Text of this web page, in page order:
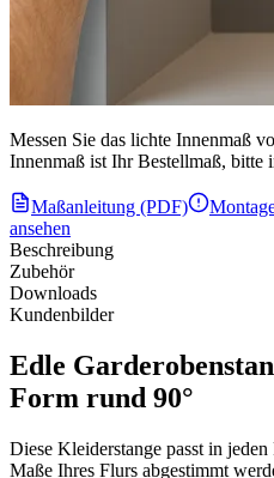
Messen Sie das lichte Innenmaß
Innenmaß ist Ihr Bestellmaß, bitte
Maßanleitung (PDF)
ansehen
Beschreibung
Zubehör
Downloads
Kundenbilder
Edle
Form rund 90°
Diese Kleiderstange passt in
Maße Ihres Flurs abgestimmt